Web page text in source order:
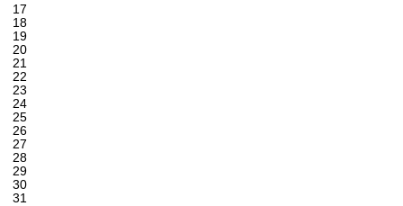
17
18
19
20
21
22
23
24
25
26
27
28
29
30
31